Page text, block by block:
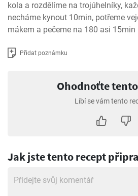
kola a rozdělíme na trojúhelníky,
necháme kynout 10min, potřeme
mákem a pečeme na 180 asi 15min
Přidat poznámku
Ohodnoťte
Líbí se vám tento
Jak jste tento recept